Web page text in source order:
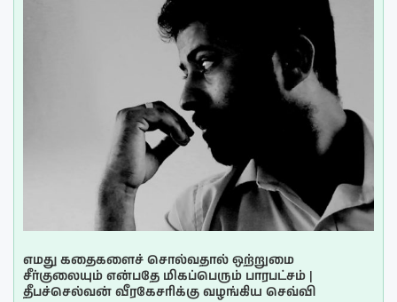
எமது கதைகளைச் சொல்வதால் ஒற்றுமை
சீர்குலையும் என்பதே மிகப்பெரும் பாரபட்சம் |
தீபச்செல்வன் வீரகேசரிக்கு வழங்கிய செவ்வி